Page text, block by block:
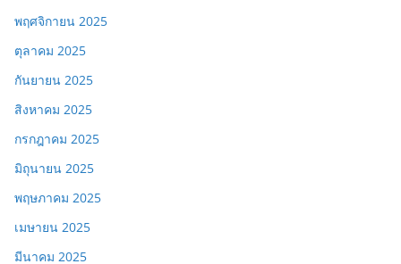
พฤศจิกายน 2025
ตุลาคม 2025
กันยายน 2025
สิงหาคม 2025
กรกฎาคม 2025
มิถุนายน 2025
พฤษภาคม 2025
เมษายน 2025
มีนาคม 2025